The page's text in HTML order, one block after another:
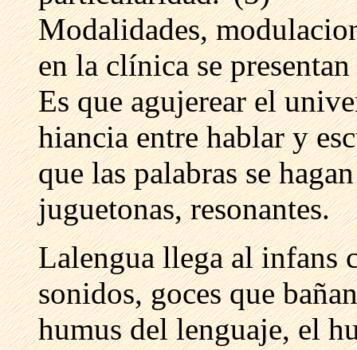
Modalidades,
en la clínica se
Es que agujerear el
hiancia entre hablar y
que las palabras se
juguetonas, resonantes.
Lalengua llega al infans
sonidos, goces que
humus del lenguaje, el